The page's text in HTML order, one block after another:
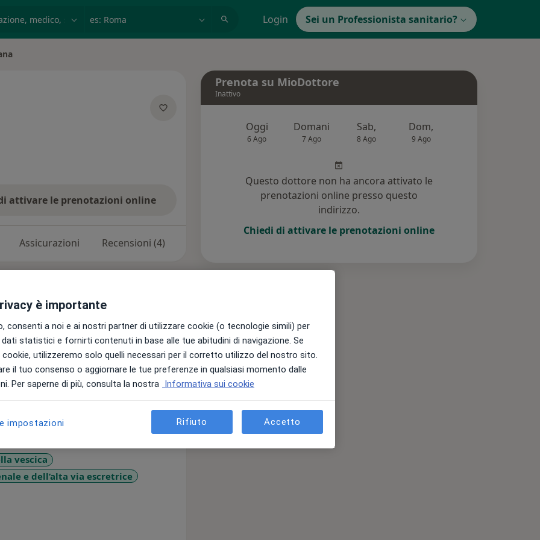
Login Sei un Professionista sanitario?
attivare le prenotazioni online
Assicurazioni Recensioni (4)
Divisione di Chirurgia Urologica
di riferimento per il
urologici. Nel corso del 2022 ho
in Chirurgia Urologica Robot-
approfondendo diverse tecniche
generazione. Attualmente
di nuove tecnologie utili a
urologica. Durante la mia
di Urologia Oncologica della
occupato prevalentemente di
dei tumori urologici e di
collaborando a svariati
vescica
e dell’alta via escretrice
Prenota su MioDottore
Inattivo
Oggi
6 Ago
Domani
7 Ago
Sab,
8 Ago
Dom,
9 Ago
Questo dottore non ha ancora attivato le
prenotazioni online presso questo
indirizzo.
Chiedi di attivare le prenotazioni online
è importante
consenti a noi e ai nostri partner di utilizzare cookie (o tecnologie simili) per
statistici e fornirti contenuti in base alle tue abitudini di navigazione. Se
utilizzeremo solo quelli necessari per il corretto utilizzo del nostro sito.
il tuo consenso o aggiornare le tue preferenze in qualsiasi momento dalle
Per saperne di più, consulta la nostra Informativa sui cookie
impostazioni Rifiuto Accetto